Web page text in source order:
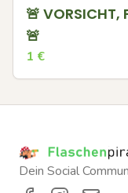
🚨 VORSICHT,
🚨
1 €
Dein Social